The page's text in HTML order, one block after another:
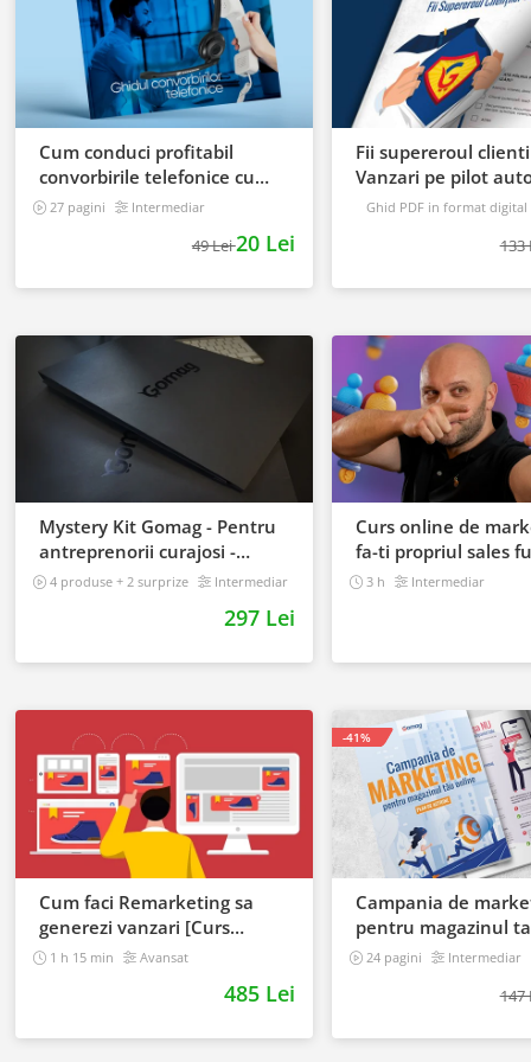
Cum conduci profitabil
convorbirile telefonice cu
clientii
27 pagini Intermediar
49 Lei20 Lei
Fii supereroul
Vanzari pe pilot
Ghid PDF in format digital
133
Mystery Kit Gomag - Pentru
antreprenorii curajosi -
digital
4 produse + 2 surprize Intermediar
297 Lei
Curs online de
fa-ti propriul sales
3 h Intermediar
Cum faci Remarketing sa
generezi vanzari [Curs
Online]
1 h 15 min Avansat
485 Lei
Campania de
pentru magazinul
online. Plan de
24 pagini Intermediar
147
-41%